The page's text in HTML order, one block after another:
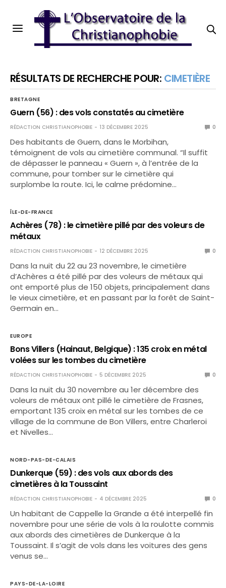
RÉSULTATS DE RECHERCHE POUR: CIMETIÈRE
BRETAGNE
Guern (56) : des vols constatés au cimetière
RÉDACTION CHRISTIANOPHOBIE 13 DÉCEMBRE 2025 0
Des habitants de Guern, dans le Morbihan,
témoignent de vols au cimetière communal. “Il suffit
de dépasser le panneau « Guern », à l’entrée de la
commune, pour tomber sur le cimetière qui
surplombe la route. Ici, le calme prédomine…
ÎLE-DE-FRANCE
Achères (78) : le cimetière pillé par des voleurs de
métaux
RÉDACTION CHRISTIANOPHOBIE 12 DÉCEMBRE 2025 0
Dans la nuit du 22 au 23 novembre, le cimetière
d’Achères a été pillé par des voleurs de métaux qui
ont emporté plus de 150 objets, principalement dans
le vieux cimetière, et en passant par la forêt de Saint-
Germain en…
EUROPE
Bons Villers (Hainaut, Belgique) : 135 croix en métal
volées sur les tombes du cimetière
RÉDACTION CHRISTIANOPHOBIE 5 DÉCEMBRE 2025 0
Dans la nuit du 30 novembre au 1er décembre des
voleurs de métaux ont pillé le cimetière de Frasnes,
emportant 135 croix en métal sur les tombes de ce
village de la commune de Bon Villers, entre Charleroi
et Nivelles…
NORD-PAS-DE-CALAIS
Dunkerque (59) : des vols aux abords des
cimetières à la Toussaint
RÉDACTION CHRISTIANOPHOBIE 4 DÉCEMBRE 2025 0
Un habitant de Cappelle la Grande a été interpellé fin
novembre pour une série de vols à la roulotte commis
aux abords des cimetières de Dunkerque à la
Toussaint. Il s’agit de vols dans les voitures des gens
venus se…
PAYS-DE-LA-LOIRE